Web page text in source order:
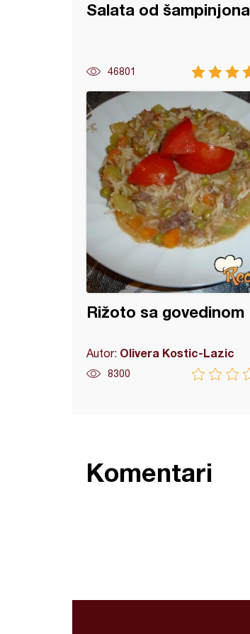
Salata od šampinjona
46801
Rižoto sa govedinom
Autor: Olivera Kostic-Lazic
8300
prazilukom i pirinčem
Komentari